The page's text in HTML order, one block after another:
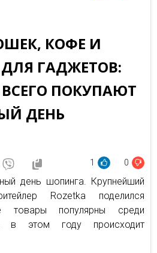
КОФЕ И
ГАДЖЕТОВ:
ПОКУПАЮТ
ДЕНЬ
1 0
день шопинга. Крупнейший
Rozetka поделился
товары популярны среди
в этом году происходит